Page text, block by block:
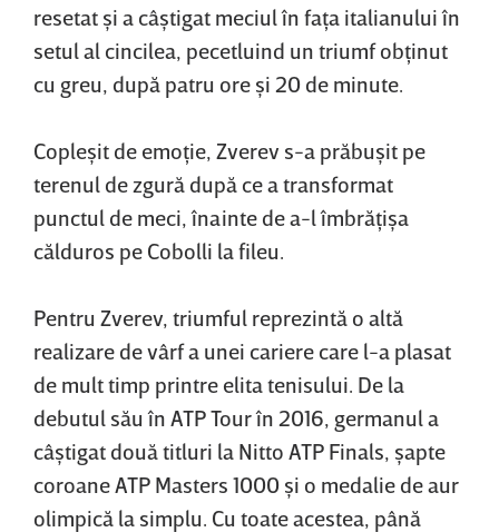
resetat şi a câştigat meciul în faţa italianului în
setul al cincilea, pecetluind un triumf obţinut
cu greu, după patru ore şi 20 de minute.
Copleşit de emoţie, Zverev s-a prăbuşit pe
terenul de zgură după ce a transformat
punctul de meci, înainte de a-l îmbrăţişa
călduros pe Cobolli la fileu.
Pentru Zverev, triumful reprezintă o altă
realizare de vârf a unei cariere care l-a plasat
de mult timp printre elita tenisului. De la
debutul său în ATP Tour în 2016, germanul a
câştigat două titluri la Nitto ATP Finals, şapte
coroane ATP Masters 1000 şi o medalie de aur
olimpică la simplu. Cu toate acestea, până